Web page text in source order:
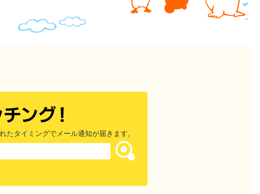
タイミングでメール通知が届きます。